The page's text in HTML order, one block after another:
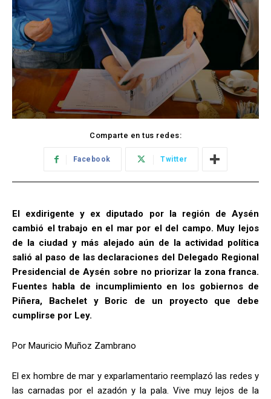
Comparte en tus redes:
Facebook Twitter
El exdirigente y ex diputado por la región de Aysén
cambió el trabajo en el mar por el del campo. Muy lejos
de la ciudad y más alejado aún de la actividad política
salió al paso de las declaraciones del Delegado Regional
Presidencial de Aysén sobre no priorizar la zona franca.
Fuentes habla de incumplimiento en los gobiernos de
Piñera, Bachelet y Boric de un proyecto que debe
cumplirse por Ley.
Por Mauricio Muñoz Zambrano
El ex hombre de mar y exparlamentario reemplazó las redes y
las carnadas por el azadón y la pala. Vive muy lejos de la